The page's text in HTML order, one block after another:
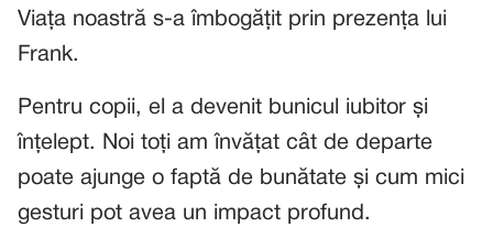
Viața noastră s-a îmbogățit prin prezența lui
Frank.
Pentru copii, el a devenit bunicul iubitor și
înțelept. Noi toți am învățat cât de departe
poate ajunge o faptă de bunătate și cum mici
gesturi pot avea un impact profund.